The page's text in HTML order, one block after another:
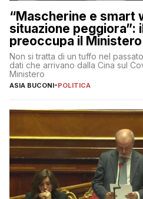
“Mascherine e smart
situazione peggiora”:
preoccupa il Ministero
Non si tratta di un tuffo nel
dati che arrivano dalla Cina sul
Ministero
ASIA BUCONI-POLITICA